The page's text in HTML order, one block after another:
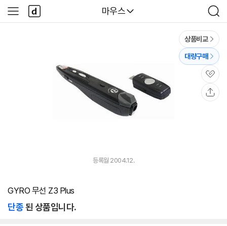
다나와
마우스
검
색
사
이
다
나
와
상품비교
대량구매
관
심
등록월 2004.12.
GYRO 무선 Z3 Plus
단종된 상품입니다.